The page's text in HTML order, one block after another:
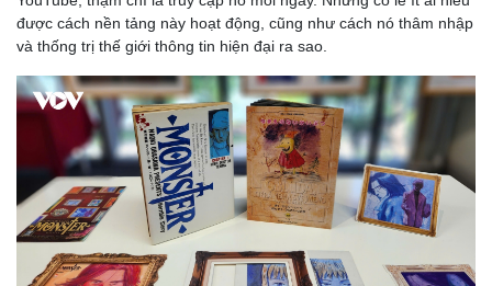
được cách nền tảng này hoạt động, cũng như cách nó thâm nhập
và thống trị thế giới thông tin hiện đại ra sao.